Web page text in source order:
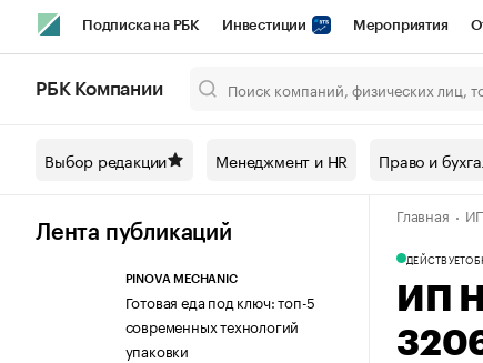
Подписка на РБК Инвестиции Мероприятия
Спецпроекты СПб Конференции СПб Спецпроекты
Технологии и медиа Рынок наличной
РБК Компании
Выбор редакции Менеджмент и HR Право и
Лента публикаций
PINOVA MECHANIC
Готовая еда под ключ: топ-5
современных технологий
упаковки
Главная
ДЕЙСТВУЕТ
ИП